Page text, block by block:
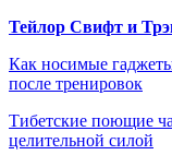
Тейлор Свифт и
Как носимые
после тренировок
Тибетские поющие
целительной силой